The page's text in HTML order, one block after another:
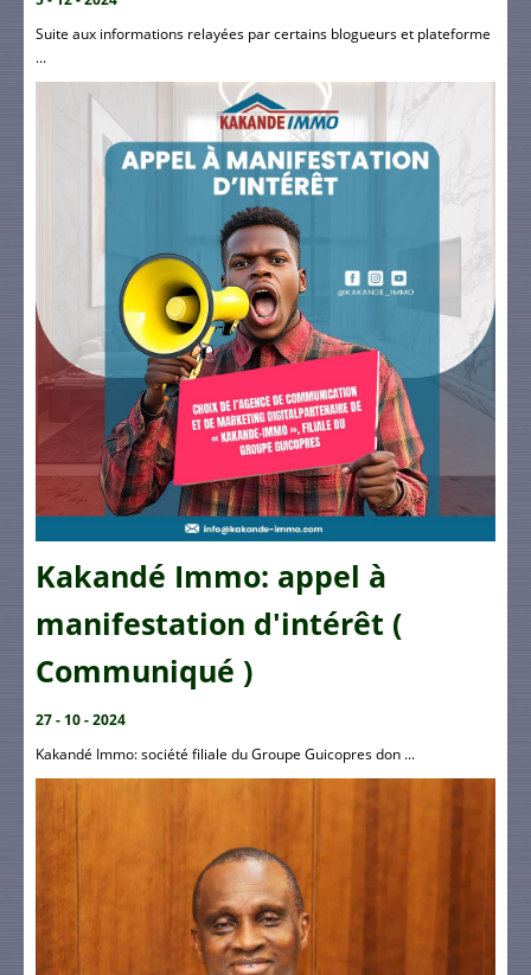
Suite aux informations relayées par certains blogueurs et plateforme
...
Kakandé Immo: appel à
manifestation d'intérêt (
Communiqué )
27 - 10 - 2024
Kakandé Immo: société filiale du Groupe Guicopres don ...